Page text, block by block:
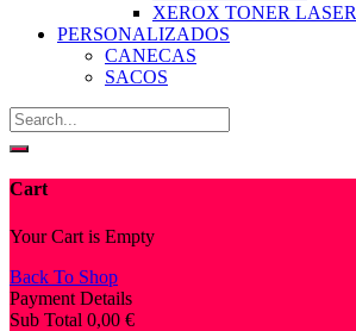
XEROX TONER LASER
PERSONALIZADOS
CANECAS
SACOS
Cart
Your Cart is Empty
Back To Shop
Payment Details
Sub Total 0,00 €